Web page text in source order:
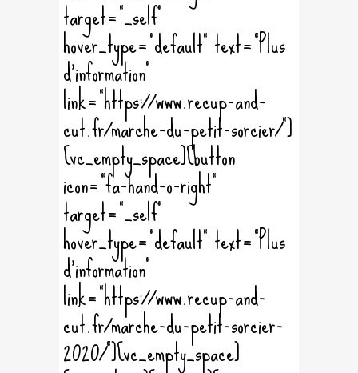
target="_self"
hover_type="default" text="Plus
d'information"
link="https://www.recup-and-
cut.fr/marche-du-petit-sorcier/"]
[vc_empty_space][button
icon="fa-hand-o-right"
target="_self"
hover_type="default" text="Plus
d'information"
link="https://www.recup-and-
cut.fr/marche-du-petit-sorcier-
2020/"][vc_empty_space]